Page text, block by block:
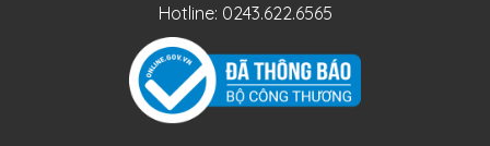
Hotline: 0243.622.6565